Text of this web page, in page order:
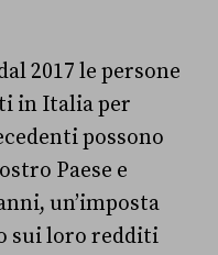
2017 le persone
in Italia per
possono
Paese e
un’imposta
sui loro redditi